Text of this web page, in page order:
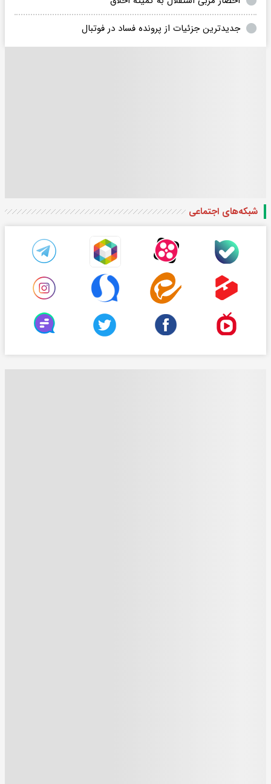
جدیدترین جزئیات از پرونده فساد در فوتبال
شبکه‌های اجتماعی